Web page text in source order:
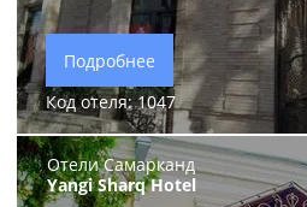
Подробнее
Код отеля: 1047
Отели Самарканд
Yangi Sharq Hotel